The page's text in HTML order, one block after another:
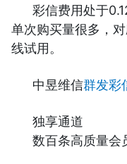
彩信费用处于
单次购买量很多，
线试用。
中昱维信群发彩
独享通道
数百条高质量会